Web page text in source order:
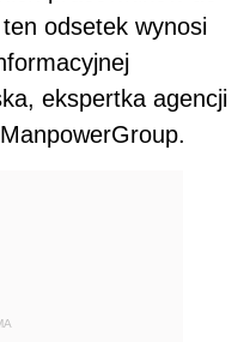
odsetek wynosi
ekspertka agencji